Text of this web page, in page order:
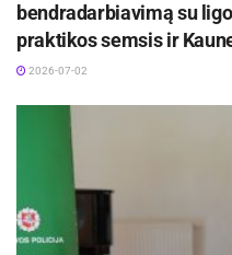
bendradarbiavimą su
praktikos semsis ir
2026-07-02